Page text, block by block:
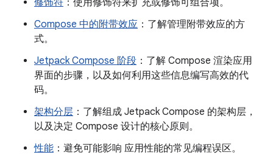
修饰符 ：使用修饰符来扩充或修饰可组合项。
Compose 中的附带效应 ：了解管理附带效应的方
式。
Jetpack Compose 阶段 ：了解 Compose 渲染应用
界面的步骤，以及如何利用这些信息编写高效的代
码。
架构分层 ：了解组成 Jetpack Compose 的架构层，
以及决定 Compose 设计的核心原则。
性能 ：避免可能影响 应用性能的常见编程误区。